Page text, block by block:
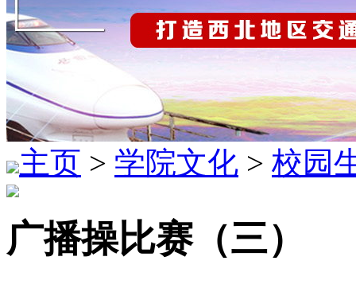
主页 > 学院文化 > 校园
广播操比赛（三）